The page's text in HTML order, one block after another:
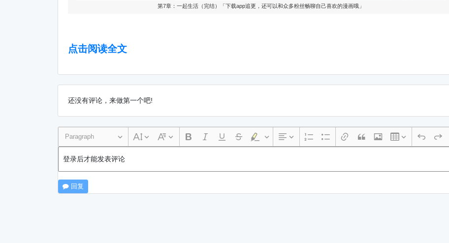
第7章：一起生活（完结）「下载app追更，还可以和众多粉丝畅聊自己喜欢的漫画哦」
点击阅读全文
还没有评论，来做第一个吧!
Paragraph
登录后才能发表评论
回复